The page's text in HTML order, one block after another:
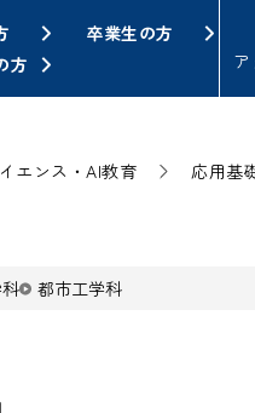
卒業生の方
方
エンス・AI教育 応用基
都市工学科